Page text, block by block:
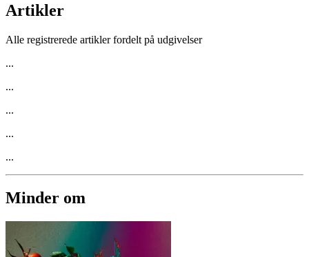
Artikler
Alle registrerede artikler fordelt på udgivelser
...
...
...
...
...
Minder om